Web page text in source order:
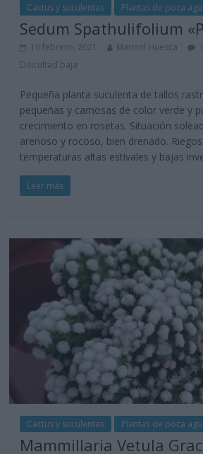
Cactus y suculentas Plantas de poca
Sedum Spathulifolium
10 febrero, 2021 Marisol Huesca
Dificultad baja
Pequeña planta suculenta de tallos
pequeñas y carnosas de color verde y
crecimiento en rosetas. Situación
arenoso y rocoso, bien drenado.
temperaturas altas estivales y bajas
Leer más
Cactus y suculentas Plantas de poca
Mammillaria Vetula